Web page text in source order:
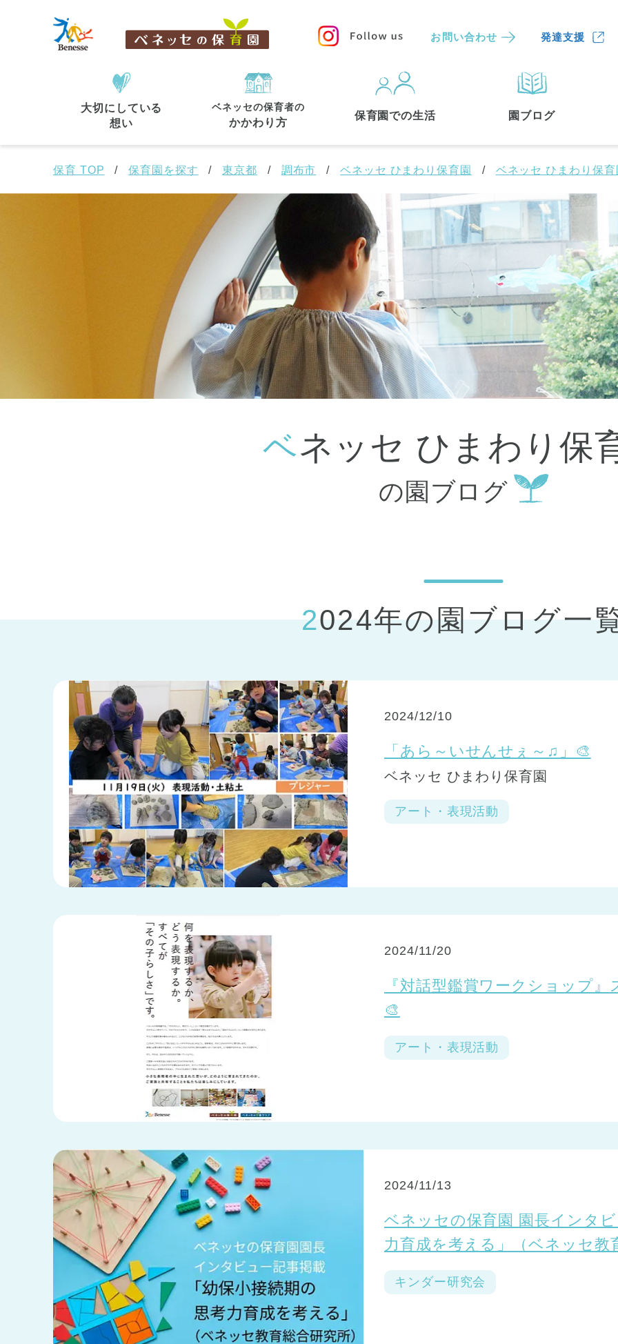
お問い合わせ 発達支援
大切にしている
想い
ベネッセの保育者の
かかわり方
保育園での生活 園ブログ
保育園 を探す
住所・駅名 から探す
から探す
東京都 全域(44) 中央区 港区 文京区(3)
大田区(4) 世田谷区(1) 渋谷区(2)
練馬区(7) 足立区 (1) 葛飾区(1)
国分寺市(1) 狛江市(1) 北区(1)
江東区(1) 町田市 (1) 江戸川区 (1)
川崎市 (9) 横須賀市
兵庫県 兵庫県 全域(2) 神戸市(1) 芦屋市(1)
保育 TOP 保育園を探す 東京都 調布市 ベネッセ ひまわり保育園 ベネッセ ひまわり保
ベネッセ ひまわり保
の園ブログ
2024年の園ブログ一
2024/12/10
「あら～いせんせぇ～♫」🎨
ベネッセ ひまわり保育園
アート・表現活動
2024/11/20
『対話型鑑賞ワークショップ
🎨
アート・表現活動
2024/11/13
ベネッセの保育園 園長インタ
力育成を考える」（ベネッセ
ています
キンダー研究会